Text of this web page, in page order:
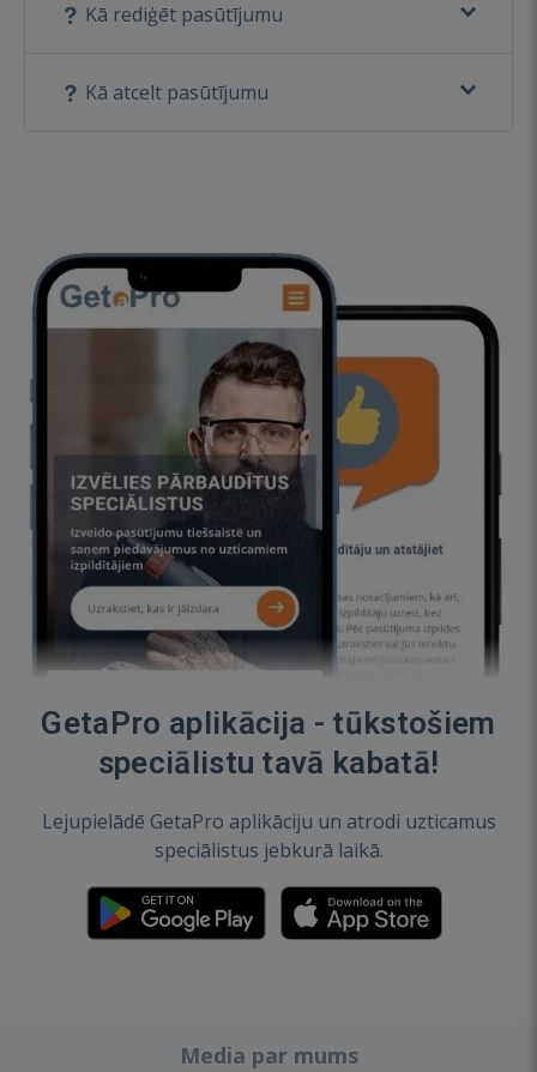
Kā rediģēt pasūtījumu
Kā atcelt pasūtījumu
GetaPro aplikācija - tūkstošiem
speciālistu tavā kabatā!
Lejupielādē GetaPro aplikāciju un atrodi uzticamus
speciālistus jebkurā laikā.
Media par mums